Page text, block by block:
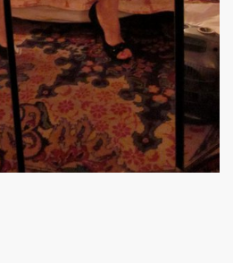
pour l enregistrement de deux
le 11 decembre 2021 a l
le 5 decembre 2021, au